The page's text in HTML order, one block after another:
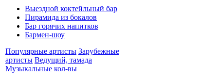
Выездной коктейльный бар
Пирамида из бокалов
Бар горячих напитков
Бармен-шоу
Популярные артисты Зарубежные
артисты Ведущий, тамада
Музыкальные кол-вы